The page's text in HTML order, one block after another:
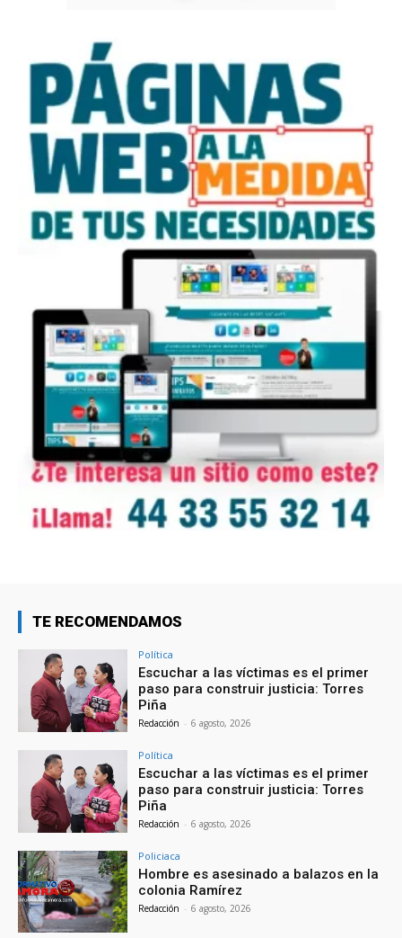
TE RECOMENDAMOS
Política
Escuchar a las víctimas es el primer
paso para construir justicia: Torres
Piña
Redacción - 6 agosto, 2026
Política
Escuchar a las víctimas es el primer
paso para construir justicia: Torres
Piña
Redacción - 6 agosto, 2026
Policiaca
Hombre es asesinado a balazos en la
colonia Ramírez
Redacción - 6 agosto, 2026